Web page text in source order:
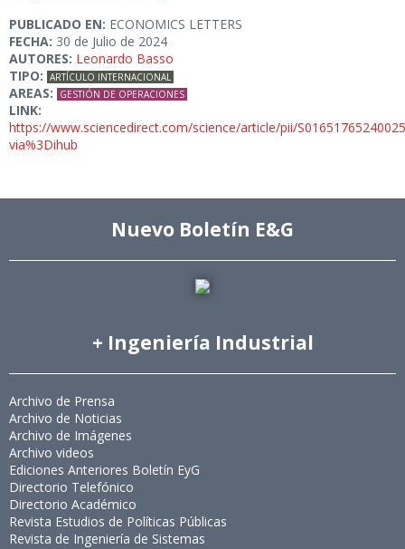
PUBLICADO EN: ECONOMICS LETTERS
FECHA: 30 de Julio de 2024
AUTORES: Leonardo Basso
TIPO: ARTÍCULO INTERNACIONAL
AREAS: GESTIÓN DE OPERACIONES
LINK:
https://www.sciencedirect.com/science/article/pii/
via%3Dihub
Nuevo Boletín E&G
+ Ingeniería Industrial
Archivo de Prensa
Archivo de Noticias
Archivo de Imágenes
Archivo videos
Ediciones Anteriores Boletín EyG
Directorio Telefónico
Directorio Académico
Revista Estudios de Políticas Públicas
Revista de Ingeniería de Sistemas